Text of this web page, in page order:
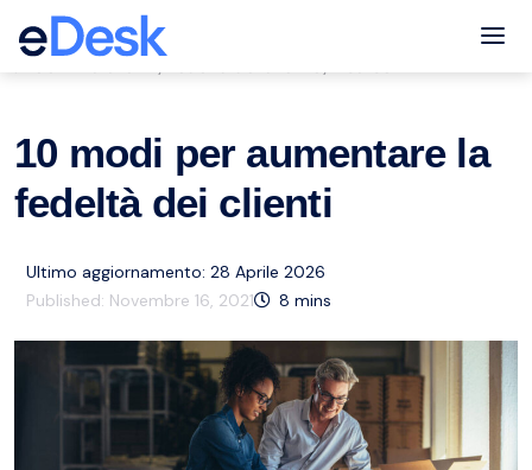
eCommerce Support Central
10 modi per aumentare la
fedeltà dei clienti
Ultimo aggiornamento: 28 Aprile 2026
Published: Novembre 16, 2021 8 mins